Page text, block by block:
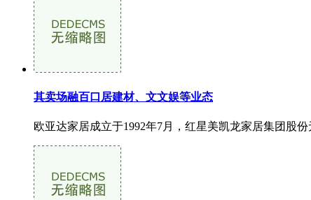
其卖场融百口居建材、文文娱等业态
欧亚达家居成立于1992年7月，红星美凯龙家居集团股